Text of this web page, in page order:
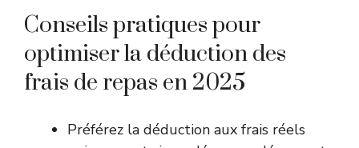
Conseils pratiques pour
optimiser la déduction des
frais de repas en 2025
Préférez la déduction aux frais réels